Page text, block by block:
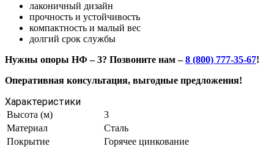
лаконичный дизайн
прочность и устойчивость
компактность и малый вес
долгий срок службы
Нужны опоры НФ – 3? Позвоните нам –8 (800) 777-35-67!
Оперативная консультация, выгодные предложения!
Характеристики
Высота (м)
3
Материал
Сталь
Покрытие
Горячее цинкование